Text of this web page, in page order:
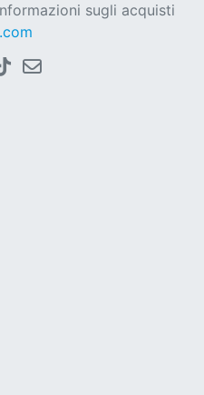
sugli acquisti